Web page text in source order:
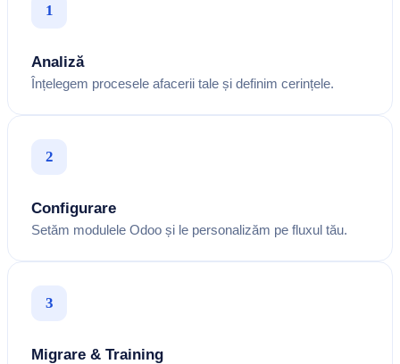
1
Analiză
Înțelegem procesele afacerii tale și definim cerințele.
2
Configurare
Setăm modulele Odoo și le personalizăm pe fluxul tău.
3
Migrare & Training